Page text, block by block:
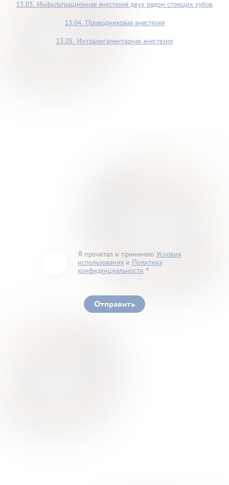
13.03. Инфильтрационная анестезия двух рядом стоящих зубов
13.04. Проводниковая анестезия
13.05. Интралигаментарная анестезия
Я прочитал и принимаю Условия
использования и Политика
конфиденциальности
Отправить